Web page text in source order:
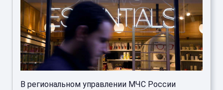
В региональном управлении МЧС России